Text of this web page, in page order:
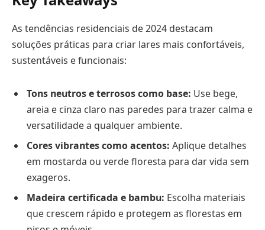
As tendências residenciais de 2024 destacam
soluções práticas para criar lares mais confortáveis,
sustentáveis e funcionais:
Tons neutros e terrosos como base: Use bege,
areia e cinza claro nas paredes para trazer calma e
versatilidade a qualquer ambiente.
Cores vibrantes como acentos: Aplique detalhes
em mostarda ou verde floresta para dar vida sem
exageros.
Madeira certificada e bambu: Escolha materiais
que crescem rápido e protegem as florestas em